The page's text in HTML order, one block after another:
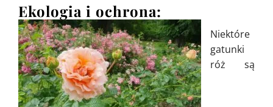
Ekologia i ochrona:
Niektóre
gatunki
róż są